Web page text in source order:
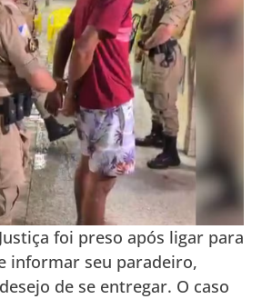
foi preso após ligar para
informar seu paradeiro,
de se entregar. O caso